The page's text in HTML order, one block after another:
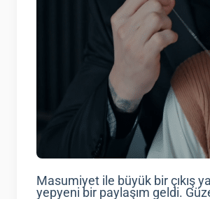
Masumiyet ile büyük bir çıkış
yepyeni bir paylaşım geldi.